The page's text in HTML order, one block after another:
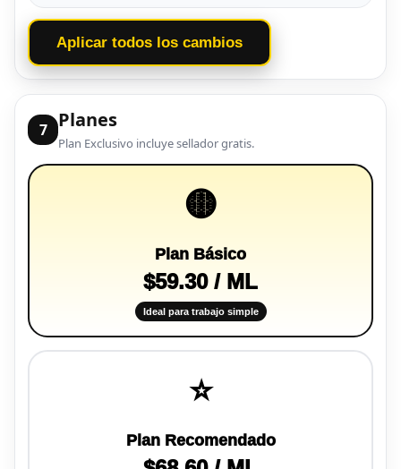
Aplicar todos los cambios
7 Planes
Plan Exclusivo incluye sellador gratis.
🟡
Plan Básico
$59.30 / ML
Ideal para trabajo simple
⭐
Plan Recomendado